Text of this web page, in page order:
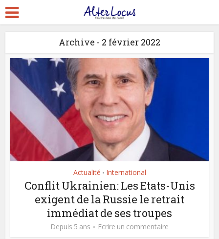
Archive - 2 février 2022
Actualité • International
Conflit Ukrainien: Les Etats-Unis
exigent de la Russie le retrait
immédiat de ses troupes
Depuis 5 ans Ecrire un commentaire